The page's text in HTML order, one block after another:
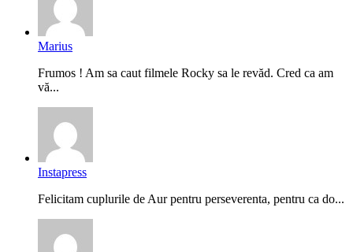
Marius
Frumos ! Am sa caut filmele Rocky sa le revăd. Cred ca am
vă...
Instapress
Felicitam cuplurile de Aur pentru perseverenta, pentru ca do...